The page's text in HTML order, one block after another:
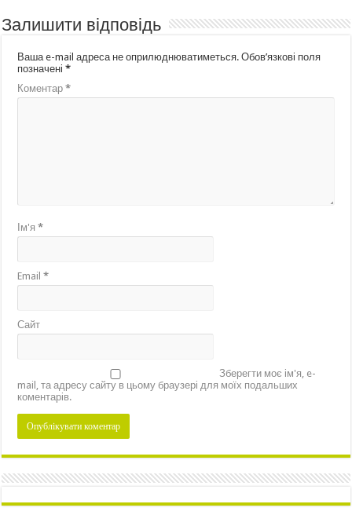
Залишити відповідь
Ваша e-mail адреса не оприлюднюватиметься. Обов’язкові поля
позначені*
Коментар*
Ім'я*
Email*
Сайт
Зберегти моє ім'я, e-
mail, та адресу сайту в цьому браузері для моїх подальших
коментарів.